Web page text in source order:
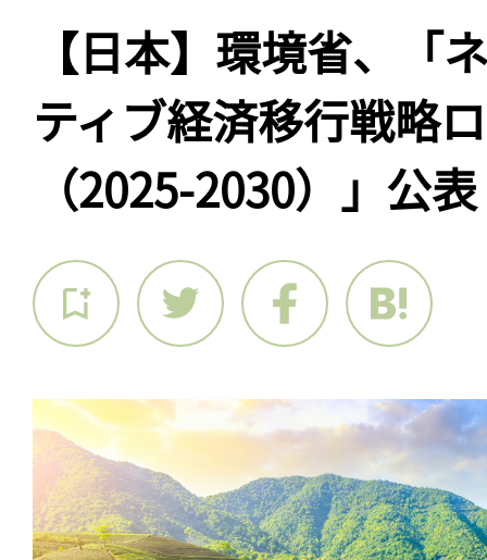
【日本】環境省、「
ティブ経済移行戦略
（2025-2030）」公表